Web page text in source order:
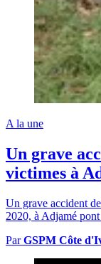
A la une
Un grave
victimes à
Un grave accident
2020, à Adjamé
ParGSPM Côte